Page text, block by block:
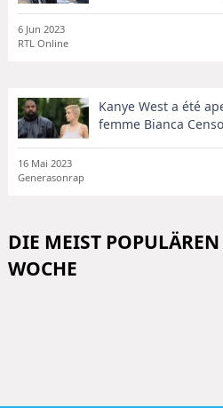
6 Jun 2023
RTL Online
Kanye West a été
femme Bianca
16 Mai 2023
Generasonrap
DIE MEIST POPULÄREN
WOCHE